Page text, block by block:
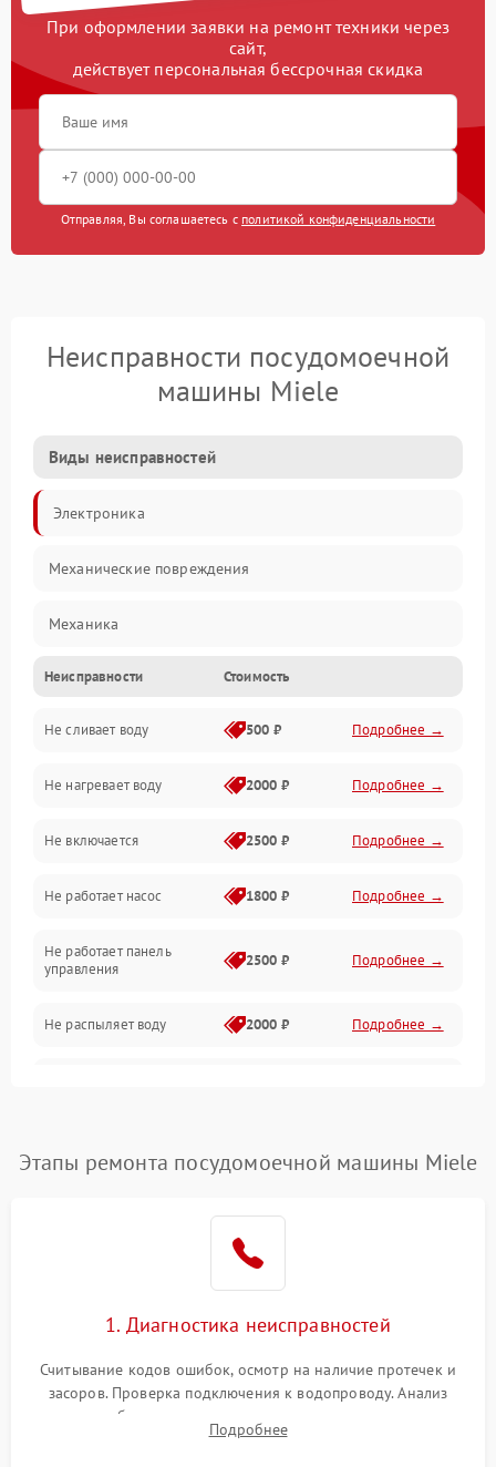
При оформлении заявки на ремонт техники через
сайт,
действует персональная бессрочная скидка
Отправляя, Вы соглашаетесь с политикой конфиденциальности
Неисправности посудомоечной
машины Miele
Виды неисправностей
Электроника
Механические повреждения
Механика
Управление
Электропитание
Датчики
Нагрев
Вода
Гигиена
Программное обеспечение
Неисправности Стоимость
Не сливает воду 500 ₽ Подробнее →
Не нагревает воду 2000 ₽ Подробнее →
Не включается 2500 ₽ Подробнее →
Не работает насос 1800 ₽ Подробнее →
Не работает панель
управления
2500 ₽ Подробнее →
Не распыляет воду 2000 ₽ Подробнее →
воды
1800 ₽ Подробнее →
Проблемы с
Этапы ремонта посудомоечной машины Miele
1. Диагностика неисправностей
Считывание кодов ошибок, осмотр на наличие протечек и
засоров. Проверка подключения к водопроводу. Анализ
жалоб на отсутствие слива, нагрева, вращения
разбрызгивателей или срабатывание системы защиты
Подробнее